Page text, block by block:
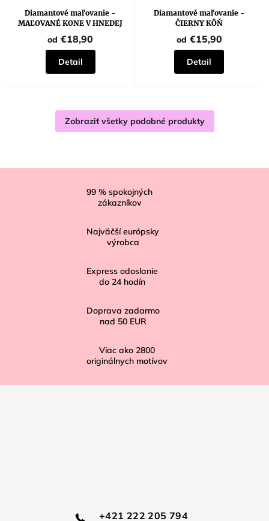
Diamantové maľovanie -
MAĽOVANÉ KONE V HNEDEJ
od €18,90
Detail
Diamantové maľovanie -
ČIERNY KÔŇ
produktu
je
5,0
z
5
hviezdičiek.
od €15,90
Detail
Zobraziť všetky podobné produkty
99 % spokojných
zákazníkov
Najväčší európsky
výrobca
Express odoslanie
do 24 hodín
Doprava zadarmo
nad 50 EUR
Viac ako 2800
originálnych motívov
+421 222 205 794